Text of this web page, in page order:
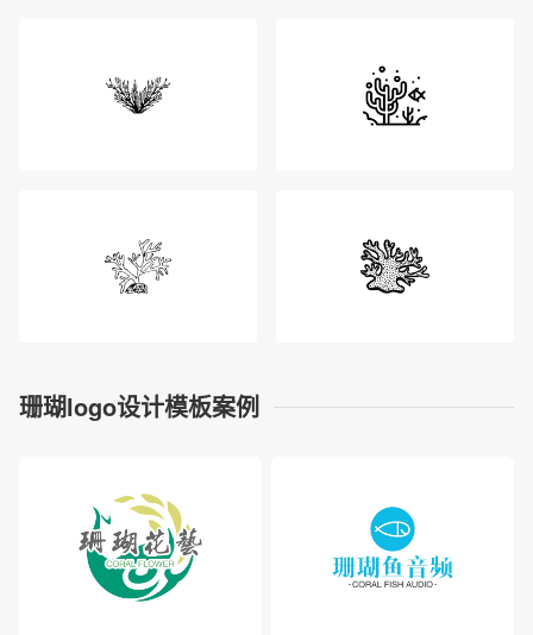
珊瑚logo设计模板案例